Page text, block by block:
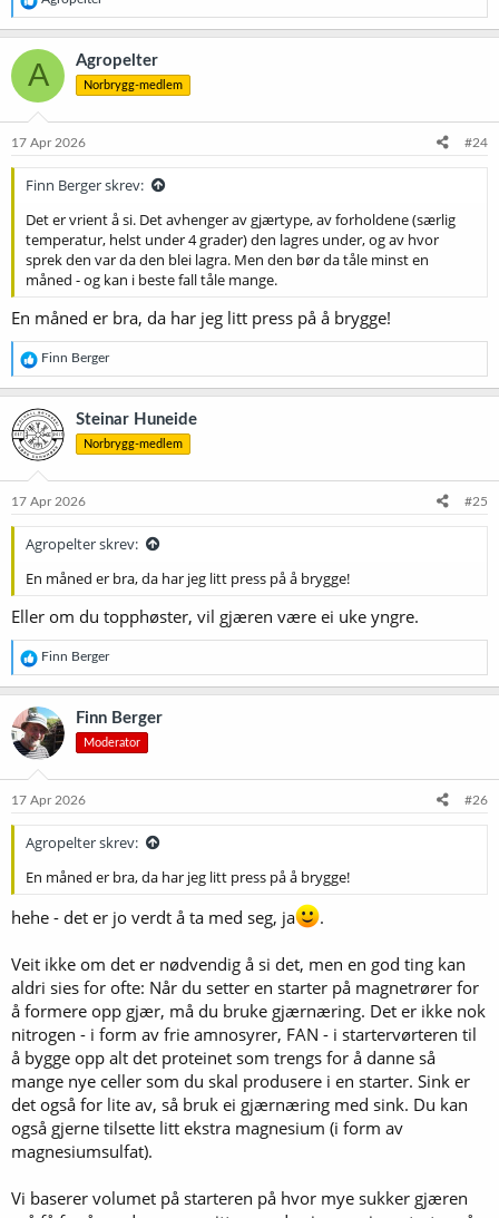
e
a
k
s
o
e
A Agropelter
Norbrygg-medlem
17 Apr 2026 #24
Finn Berger skrev:
Det er vrient å si. Det avhenger av gjærtype, av forholdene (særlig
temperatur, helst under 4 grader) den lagres under, og av hvor
sprek den var da den blei lagra. Men den bør da tåle minst en
måned - og kan i beste fall tåle mange.
En måned er bra, da har jeg litt press på å brygge!
R
e
a
k
s
j
o
e
Finn Berger
Steinar Huneide
Norbrygg-medlem
17 Apr 2026 #25
Agropelter skrev:
En måned er bra, da har jeg litt press på å brygge!
Eller om du topphøster, vil gjæren være ei uke yngre.
R
e
a
k
s
j
o
e
Finn Berger
Finn Berger
Moderator
17 Apr 2026 #26
Agropelter skrev:
En måned er bra, da har jeg litt press på å brygge!
hehe - det er jo verdt å ta med seg, ja .
Veit ikke om det er nødvendig å si det, men en god ting kan
aldri sies for ofte: Når du setter en starter på magnetrører for
å formere opp gjær, må du bruke gjærnæring. Det er ikke nok
nitrogen - i form av frie amnosyrer, FAN - i startervørteren til
å bygge opp alt det proteinet som trengs for å danne så
mange nye celler som du skal produsere i en starter. Sink er
det også for lite av, så bruk ei gjærnæring med sink. Du kan
også gjerne tilsette litt ekstra magnesium (i form av
magnesiumsulfat).
Vi baserer volumet på starteren på hvor mye sukker gjæren